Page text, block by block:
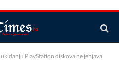
PlayStation diskova ne jenjava